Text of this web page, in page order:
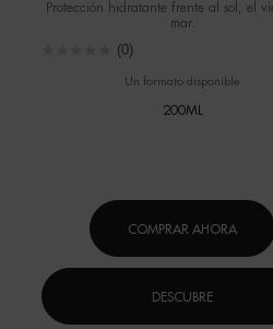
Protección hidratante frente al sol, el
mar.
(0)
Un formato disponible
200ML
COMPRAR AHORA
DESCUBRE